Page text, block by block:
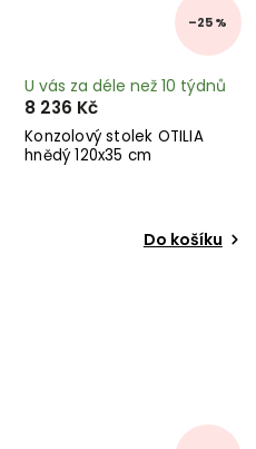
–25 %
Konzolový stolek OTILIA
hnědý 120x35 cm
U vás za déle než 10 týdnů
8 236 Kč
Do košíku